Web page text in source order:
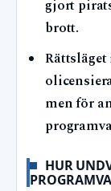
gjort
brott.
men för
HUR